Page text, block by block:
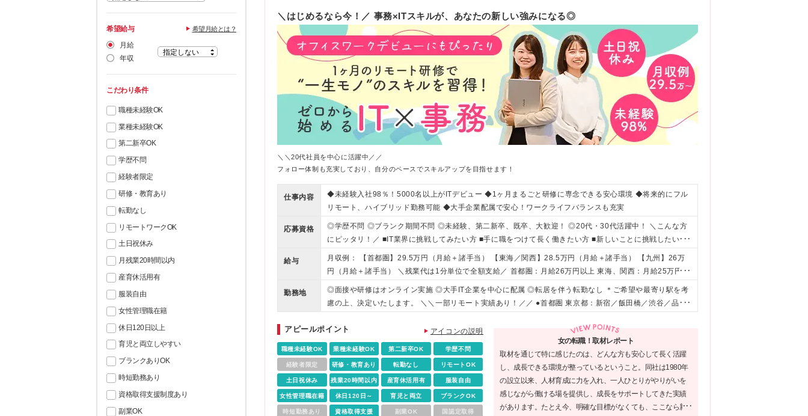
希望給与 希望月給とは？
月給
年収
こだわり条件
職種未経験OK
業種未経験OK
第二新卒OK
学歴不問
経験者限定
研修・教育あり
転勤なし
リモートワークOK
土日祝休み
月残業20時間以内
産育休活用有
服装自由
女性管理職在籍
休日120日以上
育児と両立しやすい
ブランクありOK
時短勤務あり
資格取得支援制度あり
副業OK
＼はじめるなら今！／ 事務×ITスキルが、あなたの新しい強みになる◎
＼＼20代社員を中心に活躍中／／
フォロー体制も充実しており、自分のペースでスキルアップを目指せます！
仕事内容
◆未経験入社98％！5000名以上がITデビュー ◆1ヶ月まるごと研修に専念できる安心環境 ◆将来的にフル
リモート、ハイブリッド勤務可能 ◆大手企業配属で安心！ワークライフバランスも充実
応募資格
◎学歴不問 ◎ブランク期間不問 ◎未経験、第二新卒、既卒、大歓迎！ ◎20代・30代活躍中！ ＼こんな方
にピッタリ！／ ■IT業界に挑戦してみたい方 ■手に職をつけて長く働きたい方 ■新しいことに挑戦したい方
■安定した働き方をしたい方 ■スキルアップを目指したい方
給与
月収例： 【首都圏】29.5万円（月給＋諸手当） 【東海／関西】28.5万円（月給＋諸手当） 【九州】26万
円（月給＋諸手当） ＼残業代は1分単位で全額支給／ 首都圏：月給26万円以上 東海、関西：月給25万円以
上 九州：月給23万円以上 ※これまでのご経験や能力を十分に考慮のうえ、決定いたします。 ※固定残業代
制は採用しておりません。 ※詳細は面接でお伝えします。 ★初年度想定年収：300万～450万円 ■各種手当
・通勤手当（上限4万円まで） ・残業代（1分単位で全額支給） ・資格取得支援 ■昇給：年1回
勤務地
◎面接や研修はオンライン実施 ◎大手IT企業を中心に配属 ◎転居を伴う転勤なし ＊ご希望や最寄り駅を考
慮の上、決定いたします。 ＼＼一部リモート実績あり！／／ ●首都圏 東京都：新宿／飯田橋／渋谷／品川
溝の口など 千葉県：海浜幕張／西船橋／千葉／千葉ニュータウン中央など 埼玉県：大宮／さいたま新都心
／和光市など ●東海 愛知県：名古屋／栄／伏見／久屋大通／矢場町など ●関西 大阪府：梅田／本町／淀屋
橋／新大阪／京橋／千里中央など 京都府：京都／烏丸／四条など 兵庫県：神戸／三宮／三田など ●九州 福
岡県：博多／天神／早良／小倉／八幡など ★車通勤が可能なプロジェクトあり！ ★将来的にリモートワー
ク可能なプロジェクトも！ （在宅勤務／在宅ワーク／テレワーク／フルリモート） （変更の範囲）上記を
除く当社関連勤務地
アピールポイント アイコンの説明
職種未経験OK 業種未経験OK 第二新卒OK 学歴不問
経験者限定 研修・教育あり 転勤なし リモートOK
土日祝休み 残業20時間以内 産育休活用有 服装自由
女性管理職在籍 休日120日～ 育児と両立 ブランクOK
時短勤務あり 資格取得支援 副業OK 国認定取得
女の転職！取材レポート
取材を通じて特に感じたのは、どんな方も安心して長く活躍
し、成長できる環境が整っているということ。同社は1980年
の設立以来、人材育成に力を入れ、一人ひとりがやりがいを
感じながら働ける場を提供し、成長をサポートしてきた実績
があります。たとえ今、明確な目標がなくても、ここなら新